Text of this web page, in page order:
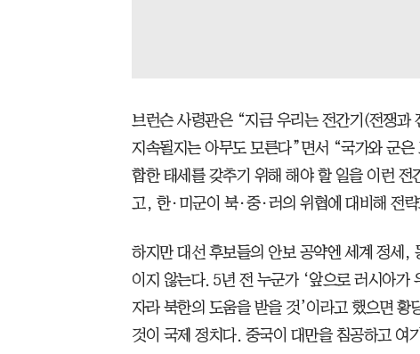
브런슨 사령관은 “지금 우리는 전간기(전쟁
지속될지는 아무도 모른다”면서 “국가와 군
합한 태세를 갖추기 위해 해야 할 일을 이런 전
고, 한·미군이 북·중·러의 위협에 대비해 전
하지만 대선 후보들의 안보 공약엔 세계 정세,
이지 않는다. 5년 전 누군가 ‘앞으로 러시아가
자라 북한의 도움을 받을 것’이라고 했으면
것이 국제 정치다. 중국이 대만을 침공하고 여